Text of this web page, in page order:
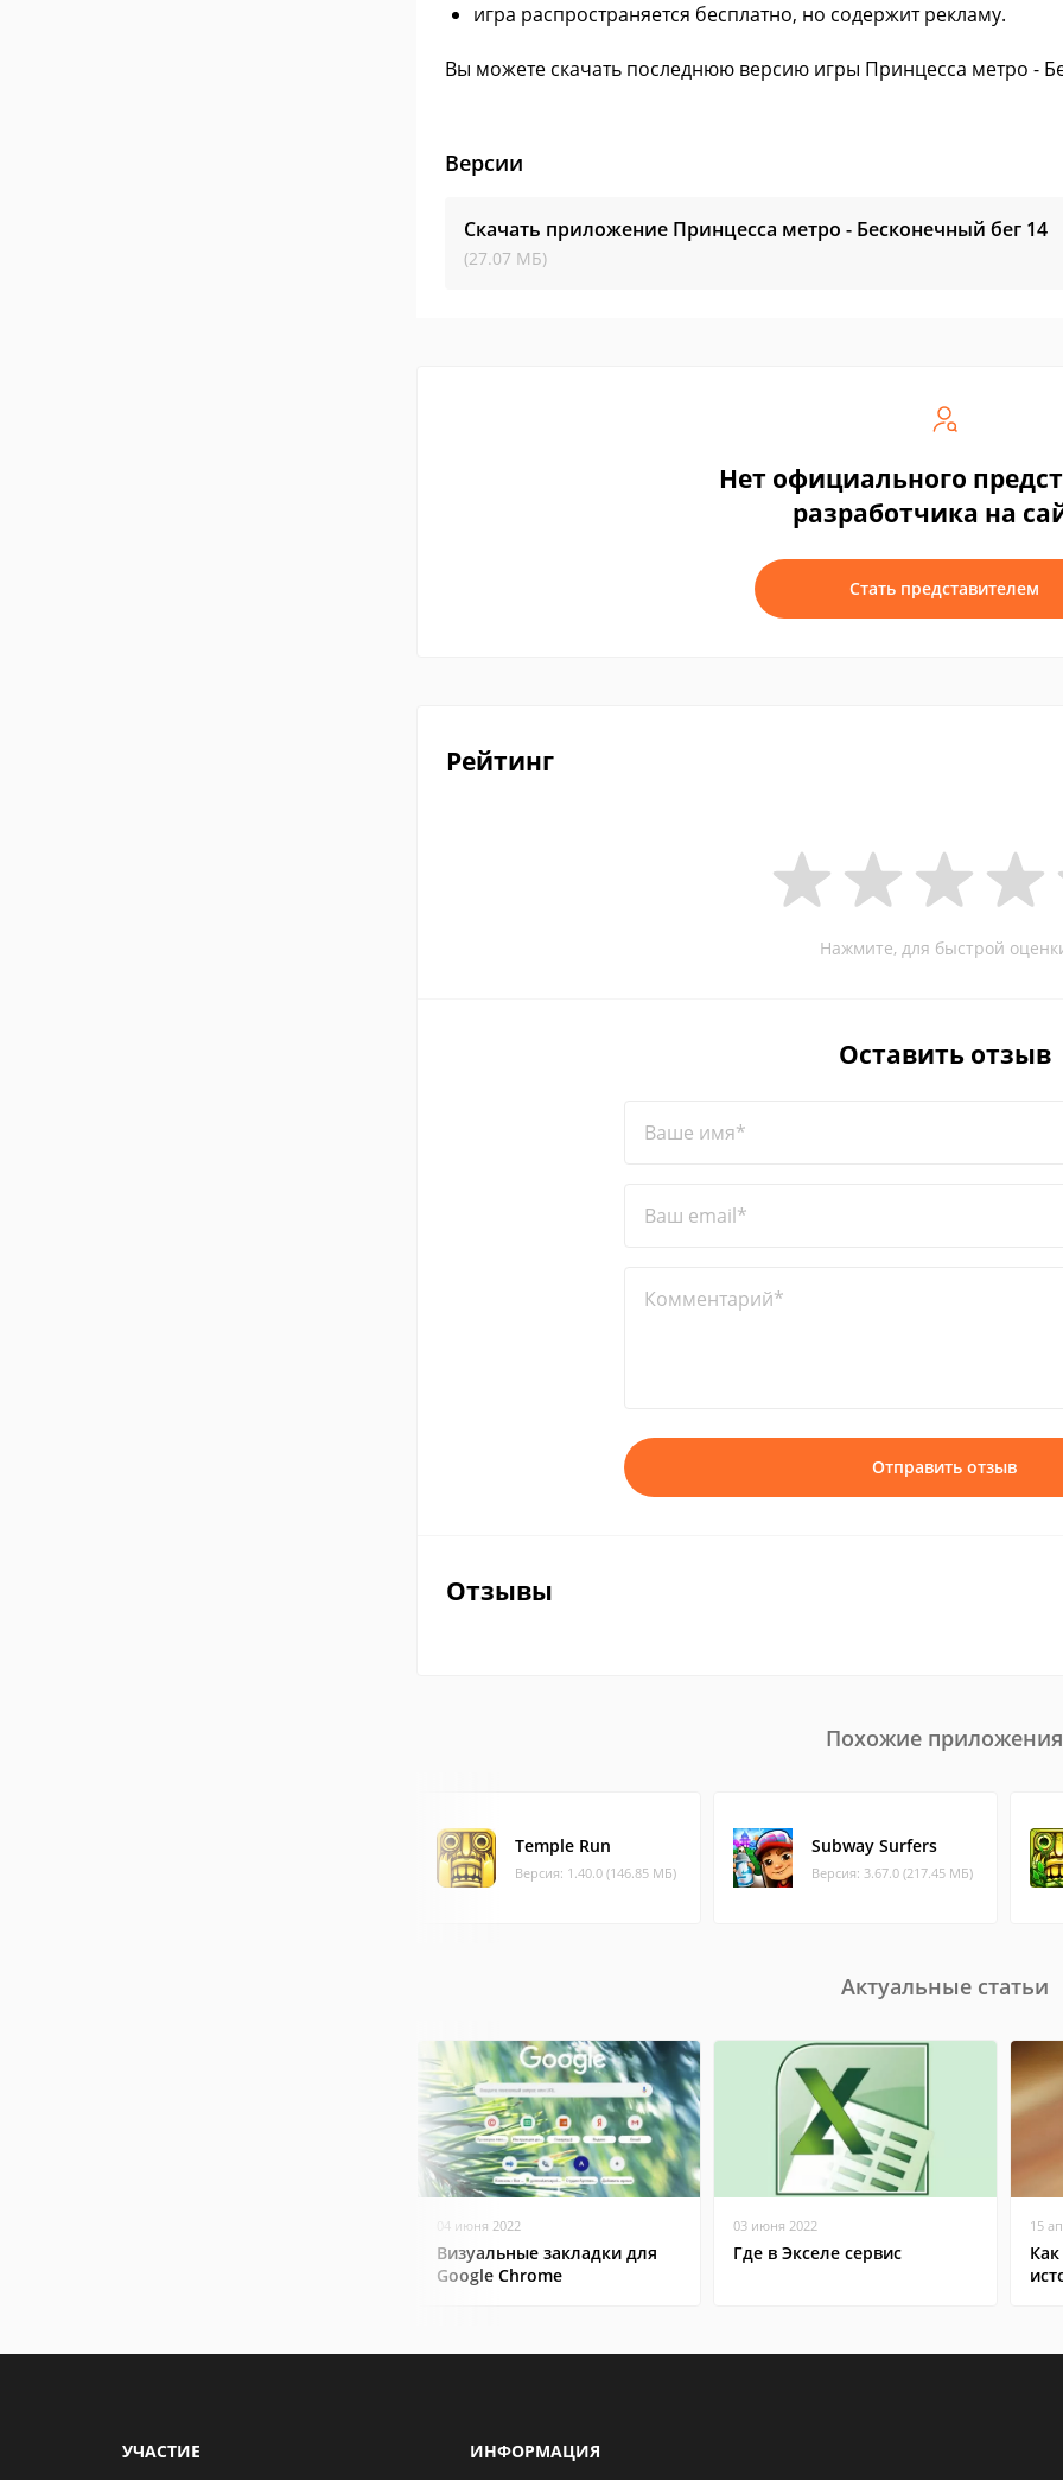
игра распространяется бесплатно, но содержит рекламу.
Вы можете скачать последнюю версию игры Принцесса метро -
Версии
Скачать приложение Принцесса метро - Бесконечный бег 14
(27.07 МБ)
Нет официального
разработчика на
Стать представителем
Рейтинг
Нажмите, для быстрой
Оставить отзыв
Ваше имя*
Ваш email*
Комментарий*
Отправить отзыв
Отзывы
Похожие приложения
Temple Run
Версия: 1.40.0 (146.85 МБ)
Subway Surfers
Версия: 3.67.0 (217.45 МБ)
Актуальные статьи
04 июня 2022
Визуальные закладки для
Google Chrome
03 июня 2022
Где в Экселе сервис
15
УЧАСТИЕ ИНФОРМАЦИЯ